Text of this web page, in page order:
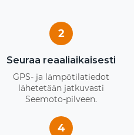
2
Seuraa reaaliaikaisesti
GPS- ja lämpötilatiedot
lähetetään jatkuvasti
Seemoto-pilveen.
4